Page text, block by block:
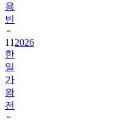
용
빈
11 2026
한
일
가
왕
전